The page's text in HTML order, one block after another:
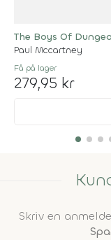
The Boys Of
Paul Mccartney
Få på lager
279,95 kr
Skriv en